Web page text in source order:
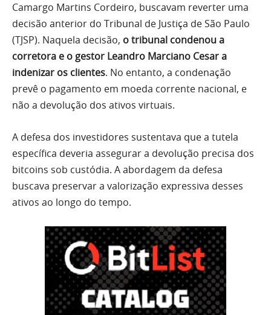
Camargo Martins Cordeiro, buscavam reverter uma
decisão anterior do Tribunal de Justiça de São Paulo
(TJSP). Naquela decisão, o tribunal condenou a
corretora e o gestor Leandro Marciano Cesar a
indenizar os clientes. No entanto, a condenação
prevê o pagamento em moeda corrente nacional, e
não a devolução dos ativos virtuais.
A defesa dos investidores sustentava que a tutela
específica deveria assegurar a devolução precisa dos
bitcoins sob custódia. A abordagem da defesa
buscava preservar a valorização expressiva desses
ativos ao longo do tempo.